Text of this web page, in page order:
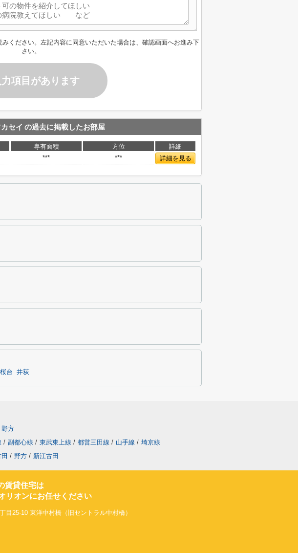
みください。左記内容に同意いただいた場合は、確認画面へお進み下
さい。
項目があります
セイ の過去に掲載したお部屋
専有面積 方位
詳細
*** *** 詳細を見る
桜台 井荻
野方
/ 副都心線 / 東武東上線 / 都営三田線 / 山手線 / 埼京線
/ 野方 / 新江古田
賃貸住宅は
リオンにお任せください
目25-10 東洋中村橋（旧セントラル中村橋）